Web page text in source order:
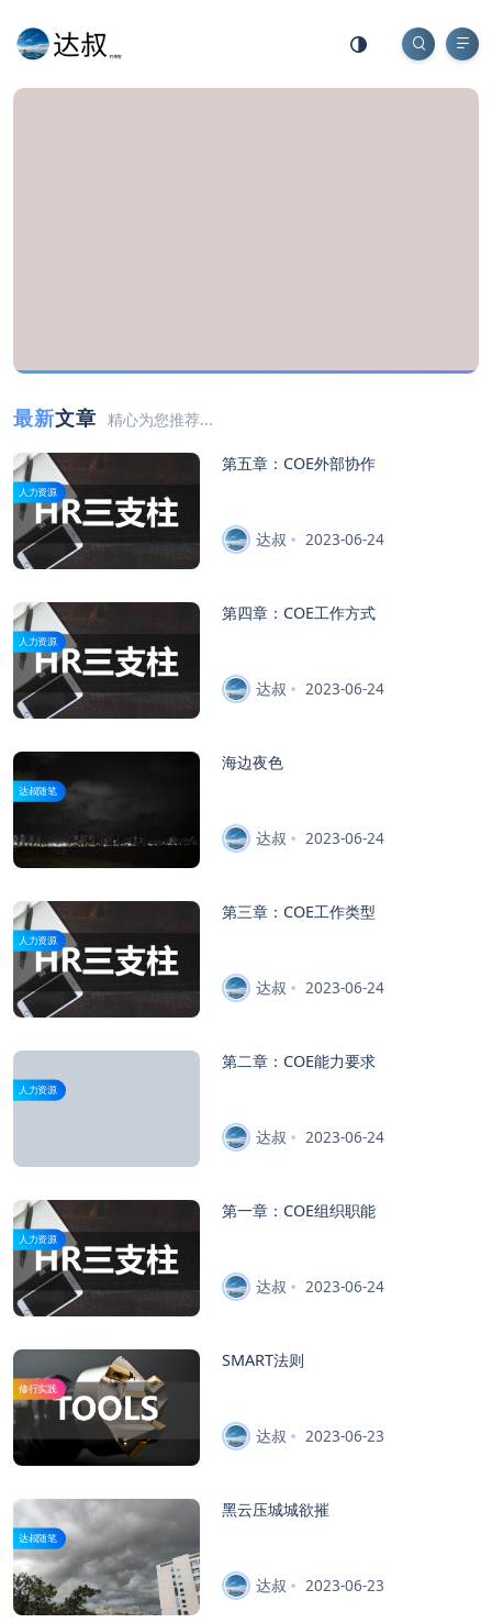
最新文章 精心为您推荐...
人力资源
第五章：COE外部协作
达叔 2023-06-24
人力资源
第四章：COE工作方式
达叔 2023-06-24
达叔随笔
海边夜色
达叔 2023-06-24
人力资源
第三章：COE工作类型
达叔 2023-06-24
人力资源
第二章：COE能力要求
达叔 2023-06-24
人力资源
第一章：COE组织职能
达叔 2023-06-24
修行实践
SMART法则
达叔 2023-06-23
达叔随笔
黑云压城城欲摧
达叔 2023-06-23